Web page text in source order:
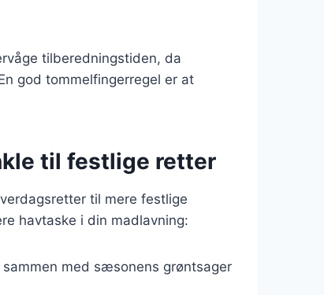
tilberedningstiden, da
god tommelfingerregel er at
til festlige retter
til mere festlige
havtaske i din madlavning:
med sæsonens grøntsager